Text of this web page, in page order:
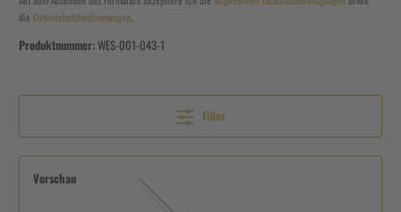
die Datenschutzbestimmungen.
Produktnummer:WES-001-043-1
Filter
Vorschau